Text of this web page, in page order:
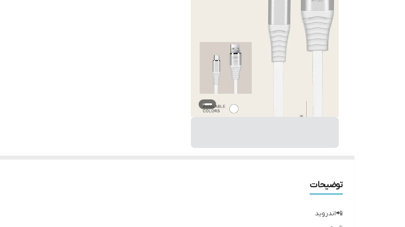
توضیحات
📲اندروید